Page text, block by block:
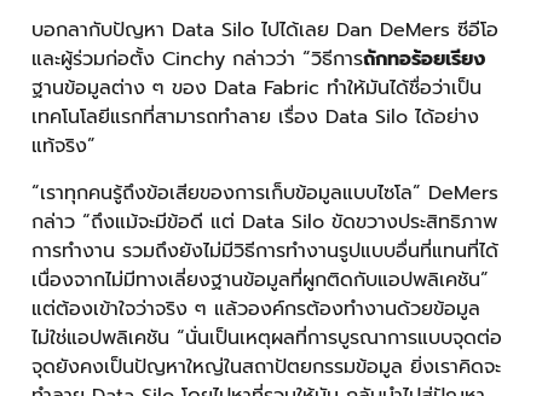
บอกลากับปัญหา Data Silo ไปได้เลย Dan DeMers ซีอีโอ
และผู้ร่วมก่อตั้ง Cinchy กล่าวว่า “วิธีการถักทอร้อยเรียง
ฐานข้อมูลต่าง ๆ ของ Data Fabric ทำให้มันได้ชื่อว่าเป็น
เทคโนโลยีแรกที่สามารถทำลาย เรื่อง Data Silo ได้อย่าง
แท้จริง”
“เราทุกคนรู้ถึงข้อเสียของการเก็บข้อมูลแบบไซโล” DeMers
กล่าว “ถึงแม้จะมีข้อดี แต่ Data Silo ขัดขวางประสิทธิภาพ
การทำงาน รวมถึงยังไม่มีวิธีการทำงานรูปแบบอื่นที่แทนที่ได้
เนื่องจากไม่มีทางเลี่ยงฐานข้อมูลที่ผูกติดกับแอปพลิเคชัน”
แต่ต้องเข้าใจว่าจริง ๆ แล้วองค์กรต้องทำงานด้วยข้อมูล
ไม่ใช่แอปพลิเคชัน “นั่นเป็นเหตุผลที่การบูรณาการแบบจุดต่อ
จุดยังคงเป็นปัญหาใหญ่ในสถาปัตยกรรมข้อมูล ยิ่งเราคิดจะ